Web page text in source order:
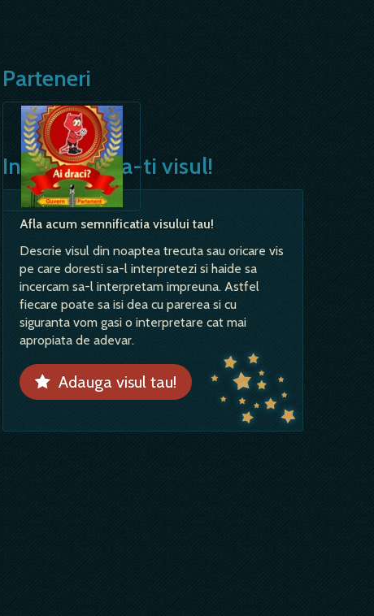
Interpreteaza-ti visul!
Afla acum semnificatia visului tau!
Descrie visul din noaptea trecuta sau oricare vis
pe care doresti sa-l interpretezi si haide sa
incercam sa-l interpretam impreuna. Astfel
fiecare poate sa isi dea cu parerea si cu
siguranta vom gasi o interpretare cat mai
apropiata de adevar.
Adauga visul tau!
Parteneri